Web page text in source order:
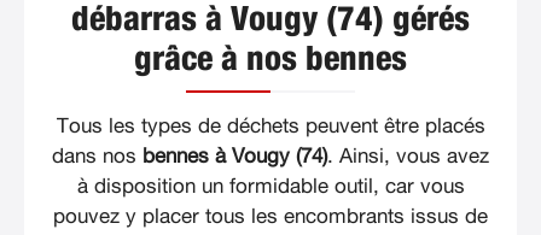
débarras à Vougy (74) gérés
grâce à nos bennes
Tous les types de déchets peuvent être placés
dans nos bennes à Vougy (74). Ainsi, vous avez
à disposition un formidable outil, car vous
pouvez y placer tous les encombrants issus de